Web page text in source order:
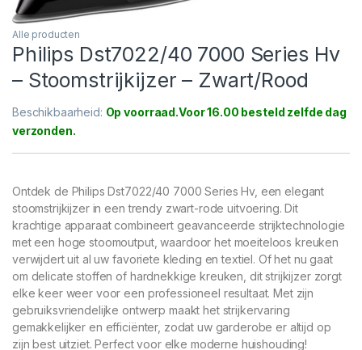
Alle producten
Philips Dst7022/40 7000 Series Hv
– Stoomstrijkijzer – Zwart/Rood
Beschikbaarheid: Op voorraad
Ontdek de Philips Dst7022/40 7000 Series Hv, een elegant
stoomstrijkijzer in een trendy zwart-rode uitvoering. Dit
krachtige apparaat combineert geavanceerde strijktechnologie
met een hoge stoomoutput, waardoor het moeiteloos kreuken
verwijdert uit al uw favoriete kleding en textiel. Of het nu gaat
om delicate stoffen of hardnekkige kreuken, dit strijkijzer zorgt
elke keer weer voor een professioneel resultaat. Met zijn
gebruiksvriendelijke ontwerp maakt het strijkervaring
gemakkelijker en efficiënter, zodat uw garderobe er altijd op
zijn best uitziet. Perfect voor elke moderne huishouding!